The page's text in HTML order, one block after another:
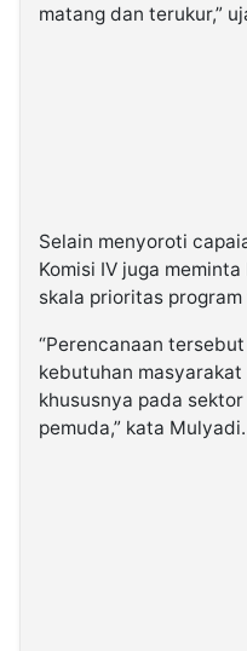
matang dan terukur,”
Selain menyoroti
Komisi IV juga
skala prioritas
“Perencanaan
kebutuhan
khususnya pada
pemuda,” kata Mulyadi.